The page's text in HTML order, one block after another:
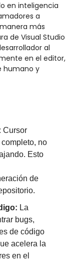
en inteligencia
a
más
de Visual Studio
al
en el editor,
humano y
Cursor
no
Esto
de
La
bugs,
de código
acelera la
en el